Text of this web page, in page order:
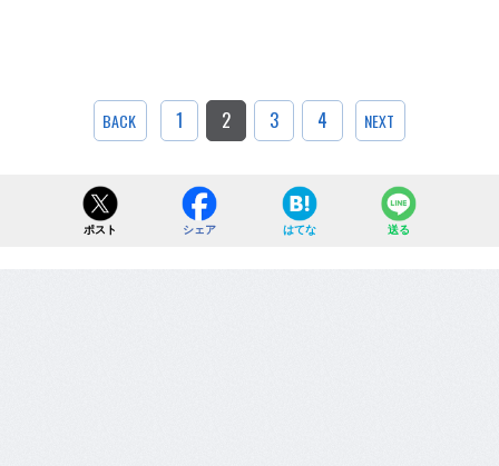
BACK 1 2 3 4 NEXT
ポスト シェア はてな 送る